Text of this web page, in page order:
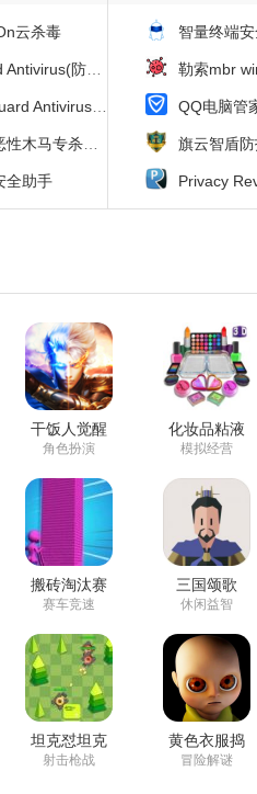
云杀毒
防病毒软件)
防病毒软件)
木马专杀工具
全助手
智量终端
勒索mbr winpe修复工具
QQ电脑管
旗云智盾
Privacy Reviver Premium(
干饭人觉醒
角色扮演
化妆品粘液
模拟经营
搬砖淘汰赛
汉化版
赛车竞速
三国颂歌
2048修改版
休闲益智
坦克怼坦克
射击枪战
黄色衣服捣
蛋小孩安卓
冒险解谜